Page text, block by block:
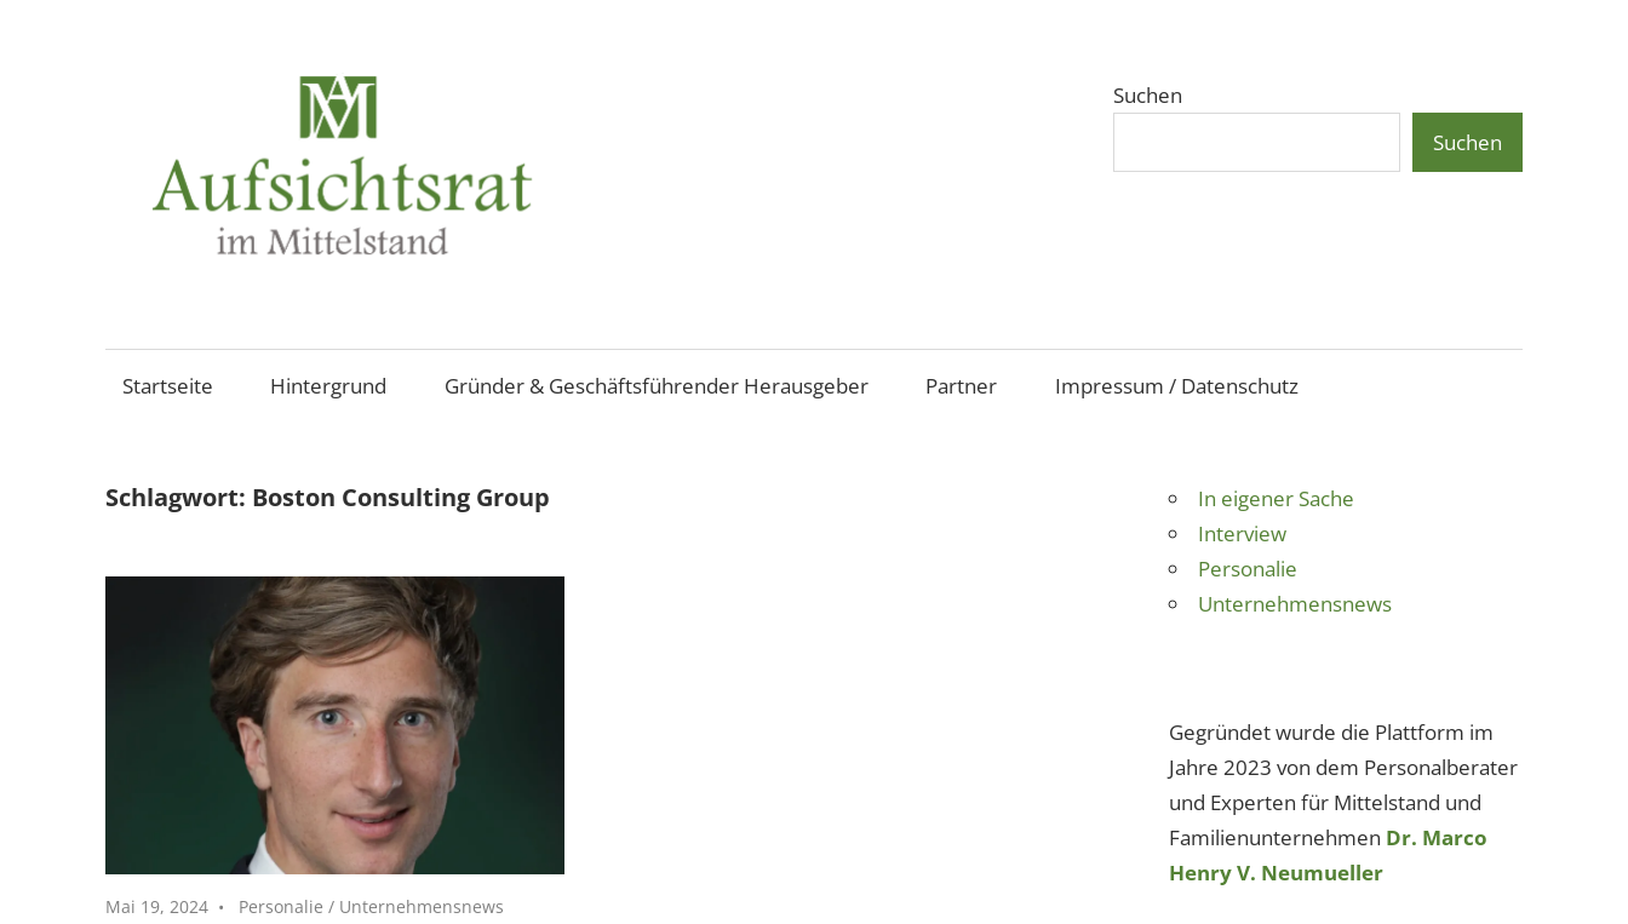
Mittelstand
Aktiengesellschaften
Private
Portfoliounternehmen
Suchen
Suchen
Startseite Hintergrund Gründer & Geschäftsführender Herausgeber Partner Impressum / Datenschutz
Schlagwort: Boston Consulting Group
Mai 19, 2024 Personalie / Unternehmensnews
In eigener Sache
Interview
Personalie
Unternehmensnews
Gegründet wurde die Plattform im
Jahre 2023 von dem Personalberater
und Experten für Mittelstand und
Familienunternehmen Dr. Marco
Henry V. Neumueller